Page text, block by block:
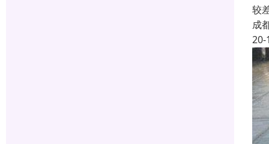
较
成
20-